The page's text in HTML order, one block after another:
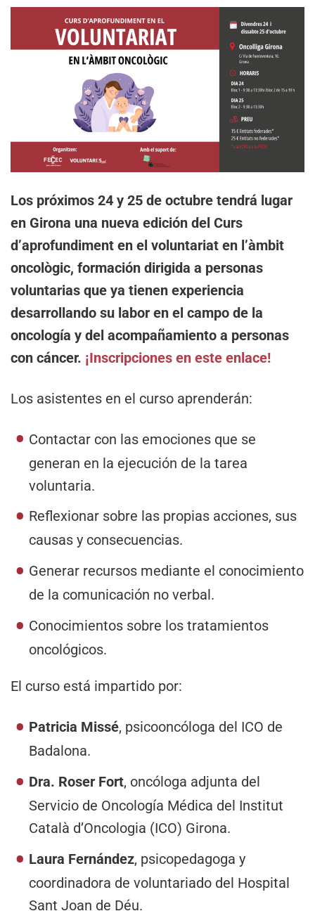
Los próximos 24 y 25 de octubre tendrá lugar
en Girona una nueva edición del Curs
d’aprofundiment en el voluntariat en l’àmbit
oncològic, formación dirigida a personas
voluntarias que ya tienen experiencia
desarrollando su labor en el campo de la
oncología y del acompañamiento a personas
con cáncer. ¡Inscripciones en este enlace!
Los asistentes en el curso aprenderán:
Contactar con las emociones que se
generan en la ejecución de la tarea
voluntaria.
Reflexionar sobre las propias acciones, sus
causas y consecuencias.
Generar recursos mediante el conocimiento
de la comunicación no verbal.
Conocimientos sobre los tratamientos
oncológicos.
El curso está impartido por:
Patricia Missé, psicooncóloga del ICO de
Badalona.
Dra. Roser Fort, oncóloga adjunta del
Servicio de Oncología Médica del Institut
Català d’Oncologia (ICO) Girona.
Laura Fernández, psicopedagoga y
coordinadora de voluntariado del Hospital
Sant Joan de Déu.